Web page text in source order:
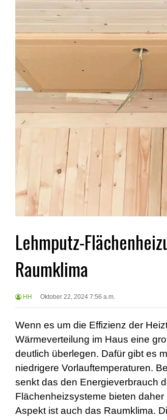
Lehmputz-
Raumklima
HH Oktober 22, 2024 7:56 a.m.
Wenn es um die Effizienz der
Wärmeverteilung im Haus eine
deutlich überlegen. Dafür gibt es
niedrigere Vorlauftemperaturen.
senkt das den Energieverbrauch
Flächenheizsysteme bieten
Aspekt ist auch das Raumklima.